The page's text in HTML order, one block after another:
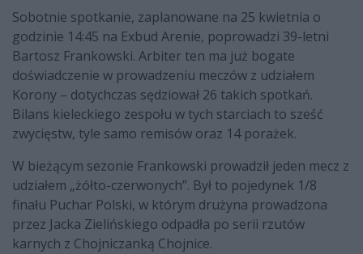
Sobotnie spotkanie, zaplanowane na 25 kwietnia o
godzinie 14:45 na Exbud Arenie, poprowadzi 39-letni
Bartosz Frankowski. Arbiter ten ma już bogate
doświadczenie w prowadzeniu meczów z udziałem
Korony – dotychczas sędziował 26 takich spotkań.
Bilans kieleckiego zespołu w tych starciach to sześć
zwycięstw, tyle samo remisów oraz 14 porażek.
W bieżącym sezonie Frankowski prowadził jeden mecz z
udziałem „żółto-czerwonych”. Był to pojedynek 1/8
finału Puchar Polski, w którym drużyna prowadzona
przez Jacka Zielińskiego odpadła po serii rzutów
karnych z Chojniczanką Chojnice.